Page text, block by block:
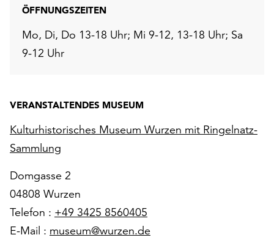
ÖFFNUNGSZEITEN
Mo, Di, Do 13-18 Uhr; Mi 9-12, 13-18 Uhr; Sa
9-12 Uhr
VERANSTALTENDES MUSEUM
Kulturhistorisches Museum Wurzen mit Ringelnatz-
Sammlung
Domgasse 2
04808 Wurzen
Telefon : +49 3425 8560405
E-Mail : museum@wurzen.de